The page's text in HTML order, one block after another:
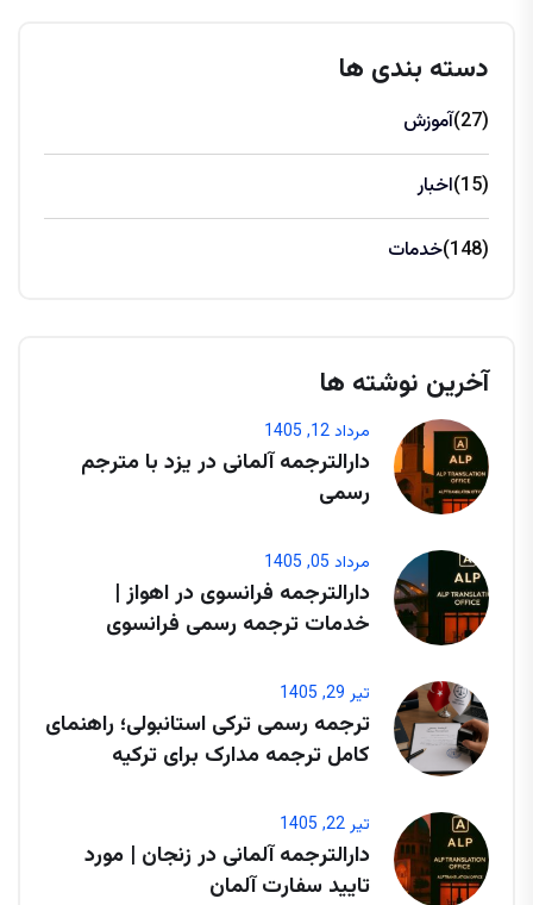
دسته بندی ها
آموزش (27)
اخبار (15)
خدمات (148)
آخرین نوشته ها
مرداد 12, 1405
دارالترجمه آلمانی در یزد با مترجم
رسمی
مرداد 05, 1405
دارالترجمه فرانسوی در اهواز |
خدمات ترجمه رسمی فرانسوی
تیر 29, 1405
ترجمه رسمی ترکی استانبولی؛ راهنمای
کامل ترجمه مدارک برای ترکیه
تیر 22, 1405
دارالترجمه آلمانی در زنجان | مورد
تایید سفارت آلمان